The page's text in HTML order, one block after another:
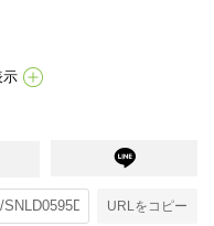
示
URLをコピー